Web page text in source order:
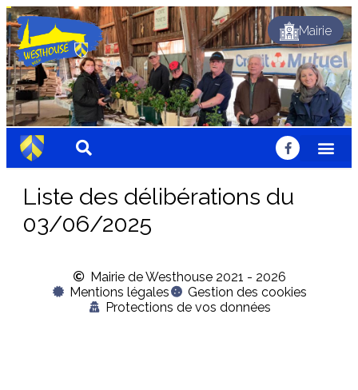
Mairie
Dynamique
Fleuri
Solidaire
Traditionnel
Festif
Sportif
Chaleureux
Accueillant
Nature
Dynamique
Fleuri
Solidaire
Traditionnel
Festif
Sportif
Chaleureux
Accueillant
Nature
Dynamique
Fleuri
Solidaire
Traditionnel
Festif
Sportif
Chaleureux
Accueillant
Nature
Liste des délibérations du
03/06/2025
Mairie de Westhouse 2021 - 2026
Mentions légales
Gestion des cookies
Protections de vos données